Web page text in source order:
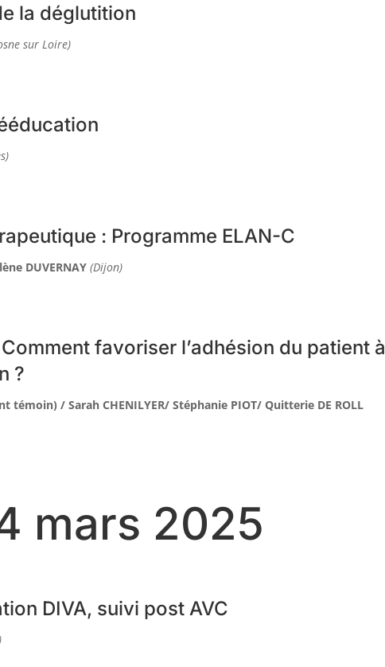
la déglutition
sur Loire)
: Programme ELAN-C
DUVERNAY(Dijon)
favoriser l’adhésion du patient à
?
témoin) / Sarah CHENILYER/ Stéphanie PIOT/ Quitterie DE ROLL
mars 2025
DIVA, suivi post AVC